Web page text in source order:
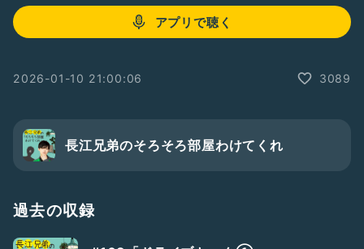
アプリで聴く
2026-01-10 21:00:06 3089
長江兄弟のそろそろ部屋わけてくれ
過去の収録